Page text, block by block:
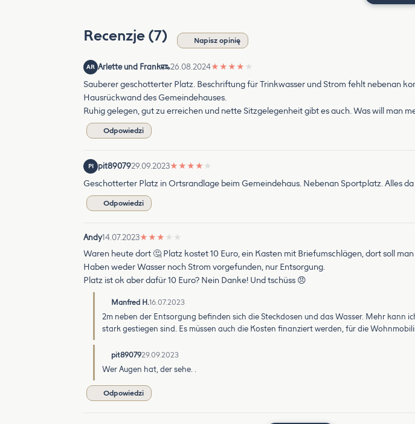
Recenzje (7) Napisz opinię
AR Arlette und Frank 26.08.2024★ ★ ★ ★ ★
Sauberer geschotterter Platz. Beschriftung für Trinkwasser und Strom fehlt nebenan
Hausrückwand des Gemeindehauses.
Ruhig gelegen, gut zu erreichen und nette Sitzgelegenheit gibt es auch. Was will man
Odpowiedzi
PI pit8907929.09.2023★ ★ ★ ★ ★
Geschotterter Platz in Ortsrandlage beim Gemeindehaus. Nebenan Sportplatz. Alles
Odpowiedzi
Andy14.07.2023★ ★ ★ ★ ★
Waren heute dort 🤔 Platz kostet 10 Euro, ein Kasten mit Briefumschlägen, dort soll
Haben weder Wasser noch Strom vorgefunden, nur Entsorgung.
Platz ist ok aber dafür 10 Euro? Nein Danke! Und tschüss 😠
Manfred H.16.07.2023
2m neben der Entsorgung befinden sich die Steckdosen und das Wasser. Mehr kann
stark gestiegen sind. Es müssen auch die Kosten finanziert werden, für die
pit8907929.09.2023
Wer Augen hat, der sehe. .
Odpowiedzi